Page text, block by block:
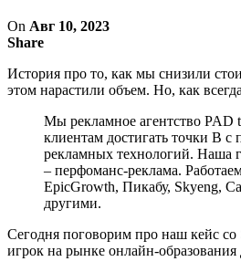
On Авг 10, 2023
Share
История про то, как мы снизили
этом нарастили объем. Но, как
Мы рекламное агентство PAD
клиентам достигать точки B
рекламных технологий. Наша
– перфоманс-реклама.
EpicGrowth, Пикабу, Skyeng,
другими.
Сегодня поговорим про наш кейс
игрок на рынке онлайн-образования